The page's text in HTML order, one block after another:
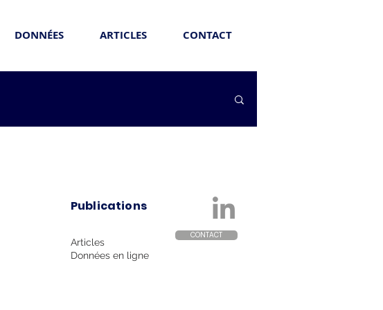
DONNÉES ARTICLES CONTACT
Publications
Articles
Données en ligne
CONTACT